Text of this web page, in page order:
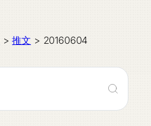
>推文 > 20160604